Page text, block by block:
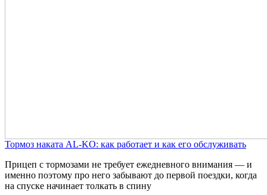
Тормоз наката AL-KO: как работает и как его обслуживать
Прицеп с тормозами не требует ежедневного внимания — и
именно поэтому про него забывают до первой поездки, когда
на спуске начинает толкать в спину